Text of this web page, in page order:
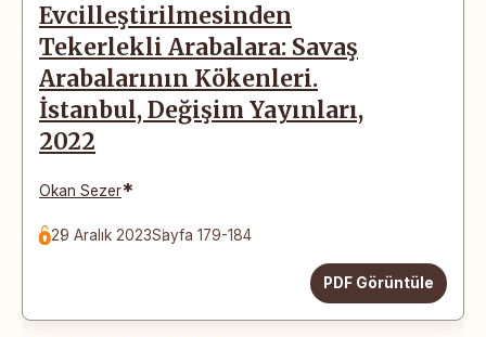
Evcilleştirilmesinden
Tekerlekli Arabalara: Savaş
Arabalarının Kökenleri.
İstanbul, Değişim Yayınları,
2022
Okan Sezer*
29 Aralık 2023Sayfa 179-184
PDF Görüntüle